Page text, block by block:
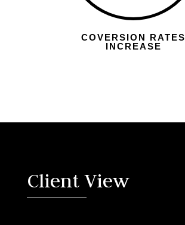
COVERSION RATES
INCREASE
Client View